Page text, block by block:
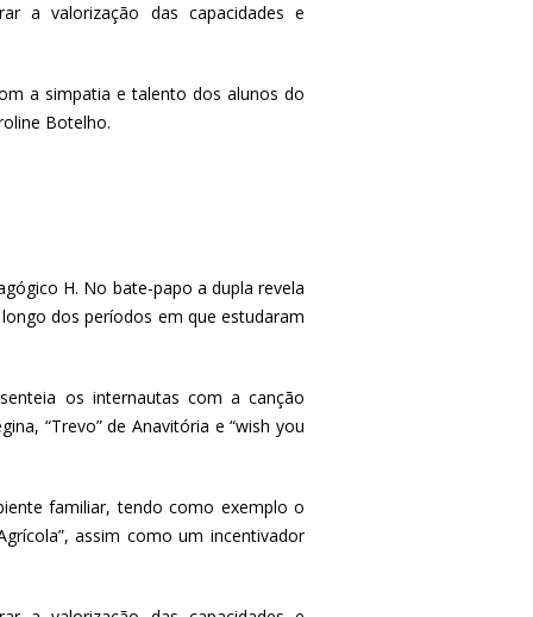
a valorização das capacidades e
a simpatia e talento dos alunos do
Botelho.
H. No bate-papo a dupla revela
dos períodos em que estudaram
os internautas com a canção
“Trevo” de Anavitória e “wish you
familiar, tendo como exemplo o
assim como um incentivador